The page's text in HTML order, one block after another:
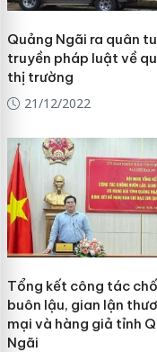
Quảng Ngãi ra quân
truyền pháp luật về
thị trường
21/12/2022
Tổng kết công tác
buôn lậu, gian lận
mại và hàng giả tỉnh
Ngãi